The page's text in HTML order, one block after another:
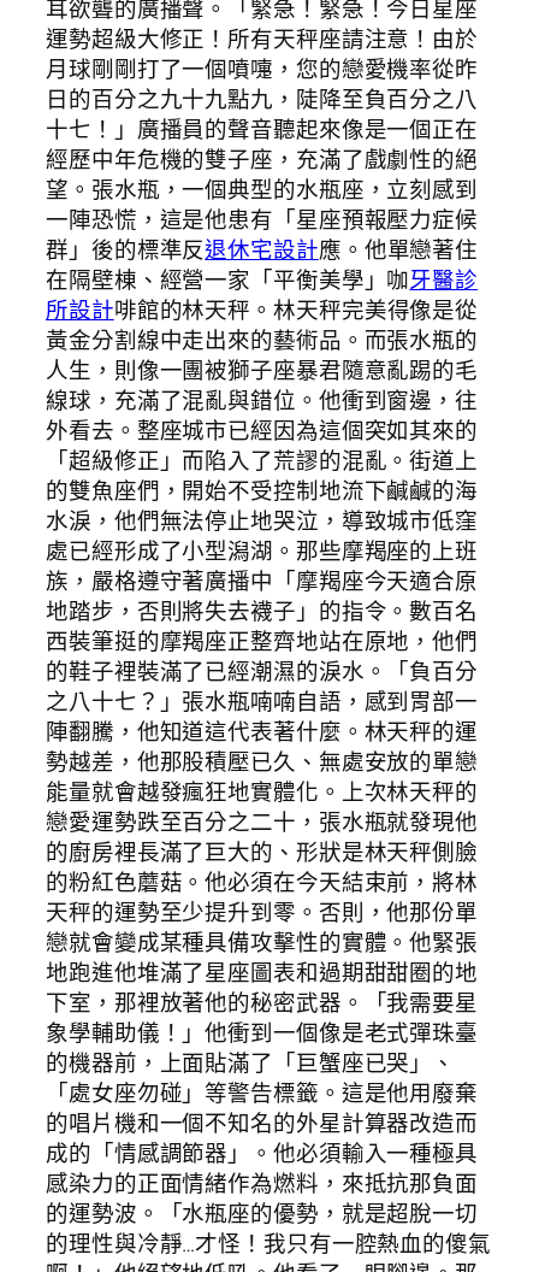
耳欲聾的廣播聲。「緊急！緊急！今日星座
運勢超級大修正！所有天秤座請注意！由於
月球剛剛打了一個噴嚏，您的戀愛機率從昨
日的百分之九十九點九，陡降至負百分之八
十七！」廣播員的聲音聽起來像是一個正在
經歷中年危機的雙子座，充滿了戲劇性的絕
望。張水瓶，一個典型的水瓶座，立刻感到
一陣恐慌，這是他患有「星座預報壓力症候
群」後的標準反退休宅設計應。他單戀著住
在隔壁棟、經營一家「平衡美學」咖牙醫診
所設計啡館的林天秤。林天秤完美得像是從
黃金分割線中走出來的藝術品。而張水瓶的
人生，則像一團被獅子座暴君隨意亂踢的毛
線球，充滿了混亂與錯位。他衝到窗邊，往
外看去。整座城市已經因為這個突如其來的
「超級修正」而陷入了荒謬的混亂。街道上
的雙魚座們，開始不受控制地流下鹹鹹的海
水淚，他們無法停止地哭泣，導致城市低窪
處已經形成了小型潟湖。那些摩羯座的上班
族，嚴格遵守著廣播中「摩羯座今天適合原
地踏步，否則將失去襪子」的指令。數百名
西裝筆挺的摩羯座正整齊地站在原地，他們
的鞋子裡裝滿了已經潮濕的淚水。「負百分
之八十七？」張水瓶喃喃自語，感到胃部一
陣翻騰，他知道這代表著什麼。林天秤的運
勢越差，他那股積壓已久、無處安放的單戀
能量就會越發瘋狂地實體化。上次林天秤的
戀愛運勢跌至百分之二十，張水瓶就發現他
的廚房裡長滿了巨大的、形狀是林天秤側臉
的粉紅色蘑菇。他必須在今天結束前，將林
天秤的運勢至少提升到零。否則，他那份單
戀就會變成某種具備攻擊性的實體。他緊張
地跑進他堆滿了星座圖表和過期甜甜圈的地
下室，那裡放著他的秘密武器。「我需要星
象學輔助儀！」他衝到一個像是老式彈珠臺
的機器前，上面貼滿了「巨蟹座已哭」、
「處女座勿碰」等警告標籤。這是他用廢棄
的唱片機和一個不知名的外星計算器改造而
成的「情感調節器」。他必須輸入一種極具
感染力的正面情緒作為燃料，來抵抗那負面
的運勢波。「水瓶座的優勢，就是超脫一切
的理性與冷靜…才怪！我只有一腔熱血的傻氣